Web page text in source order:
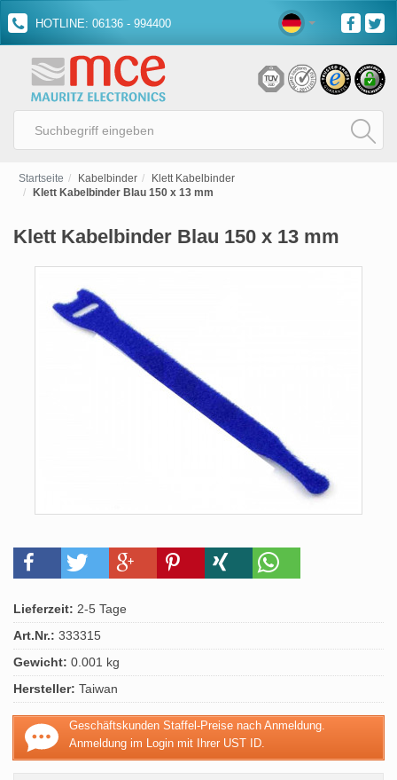
HOTLINE: 06136 - 994400
Startseite Kabelbinder
Klett Kabelbinder
Klett Kabelbinder Blau 150 x 13 mm
Klett Kabelbinder Blau 150 x 13 mm
Lieferzeit: 2-5 Tage
Art.Nr.: 333315
Gewicht: 0.001 kg
Hersteller: Taiwan
Geschäftskunden Staffel-Preise nach Anmeldung.
Anmeldung im Login mit Ihrer UST ID.